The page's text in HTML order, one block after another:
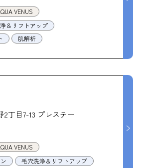
VENUS
＆リフトアップ
肌解析
丁目7-13 プレステー
VENUS
毛穴洗浄＆リフトアップ